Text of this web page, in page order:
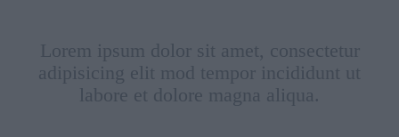
Lorem ipsum dolor sit amet, consectetur
adipisicing elit mod tempor incididunt ut
labore et dolore magna aliqua.